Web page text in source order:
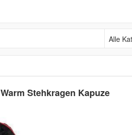
Alle
Stehkragen Kapuze